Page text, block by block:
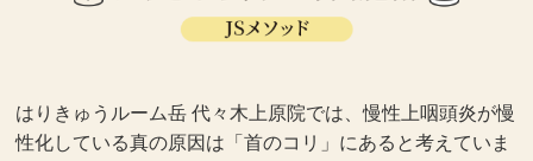
はりきゅうルーム岳 代々木上原院では、慢性上咽頭炎が慢
性化している真の原因は「首のコリ」にあると考えていま